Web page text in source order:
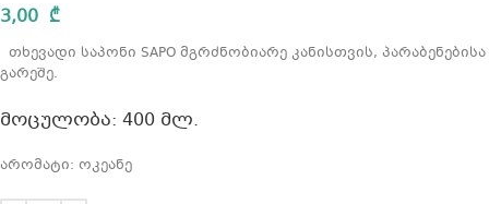
3,00 ₾
თხევადი საპონი SAPO მგრძნობიარე კანისთვის, პარაბენებისა
გარეშე.
მოცულობა: 400 მლ.
არომატი: ოკეანე